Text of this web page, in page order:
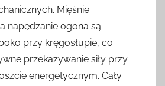
Mięśnie
napędzanie ogona są
przy kręgosłupie, co
przekazywanie siły przy
energetycznym. Cały